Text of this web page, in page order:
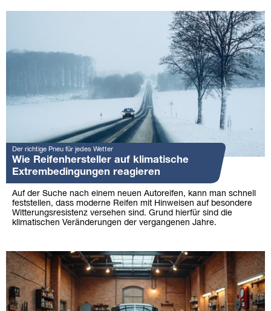
Der richtige Pneu für jedes Wetter
Wie Reifenhersteller auf klimatische
Extrembedingungen reagieren
Auf der Suche nach einem neuen Autoreifen, kann man schnell
feststellen, dass moderne Reifen mit Hinweisen auf besondere
Witterungsresistenz versehen sind. Grund hierfür sind die
klimatischen Veränderungen der vergangenen Jahre.